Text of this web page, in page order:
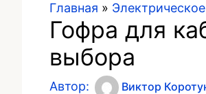
Главная »
Гофра для
выбора
Автор: Виктор